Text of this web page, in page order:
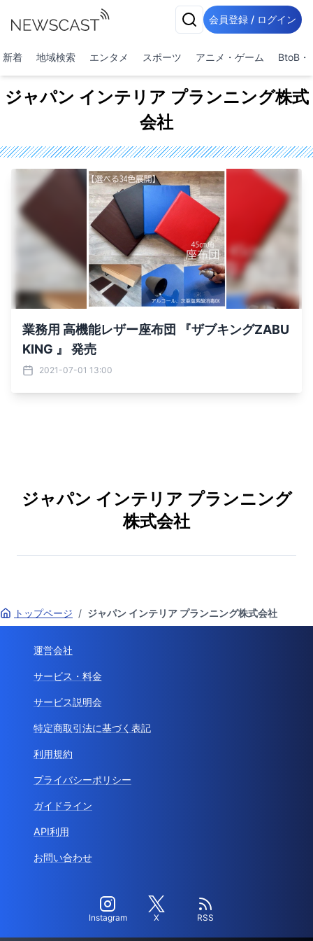
会員登録 / ログイン
新着 地域検索 エンタメ スポーツ アニメ・ゲーム BtoB・
ジャパン インテリア プランニング株式
会社
業務用 高機能レザー座布団 『ザブキングZABU
KING 』 発売
2021-07-01 13:00
ジャパン インテリア プランニング
株式会社
トップページ / ジャパン インテリア プランニング株式会社
運営会社
サービス・料金
サービス説明会
特定商取引法に基づく表記
利用規約
プライバシーポリシー
ガイドライン
API利用
お問い合わせ
Instagram X RSS